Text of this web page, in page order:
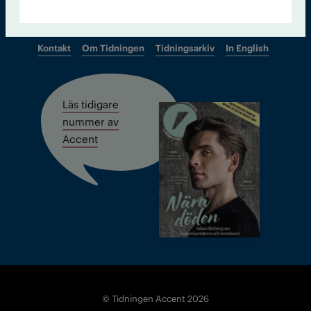
Kontakt Om Tidningen Tidningsarkiv In English
Läs tidigare
nummer av
Accent
© Tidningen Accent 2026